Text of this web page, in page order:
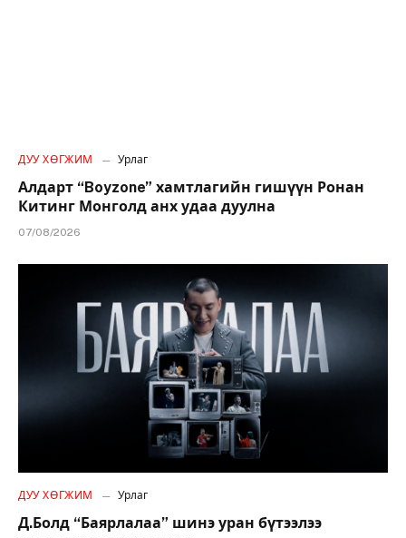
ДУУ ХӨГЖИМ Урлаг
Алдарт “Boyzone” хамтлагийн гишүүн Ронан
Китинг Монголд анх удаа дуулна
07/08/2026
ДУУ ХӨГЖИМ Урлаг
Д.Болд “Баярлалаа” шинэ уран бүтээлээ